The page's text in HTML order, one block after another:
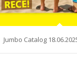
Jumbo Catalog